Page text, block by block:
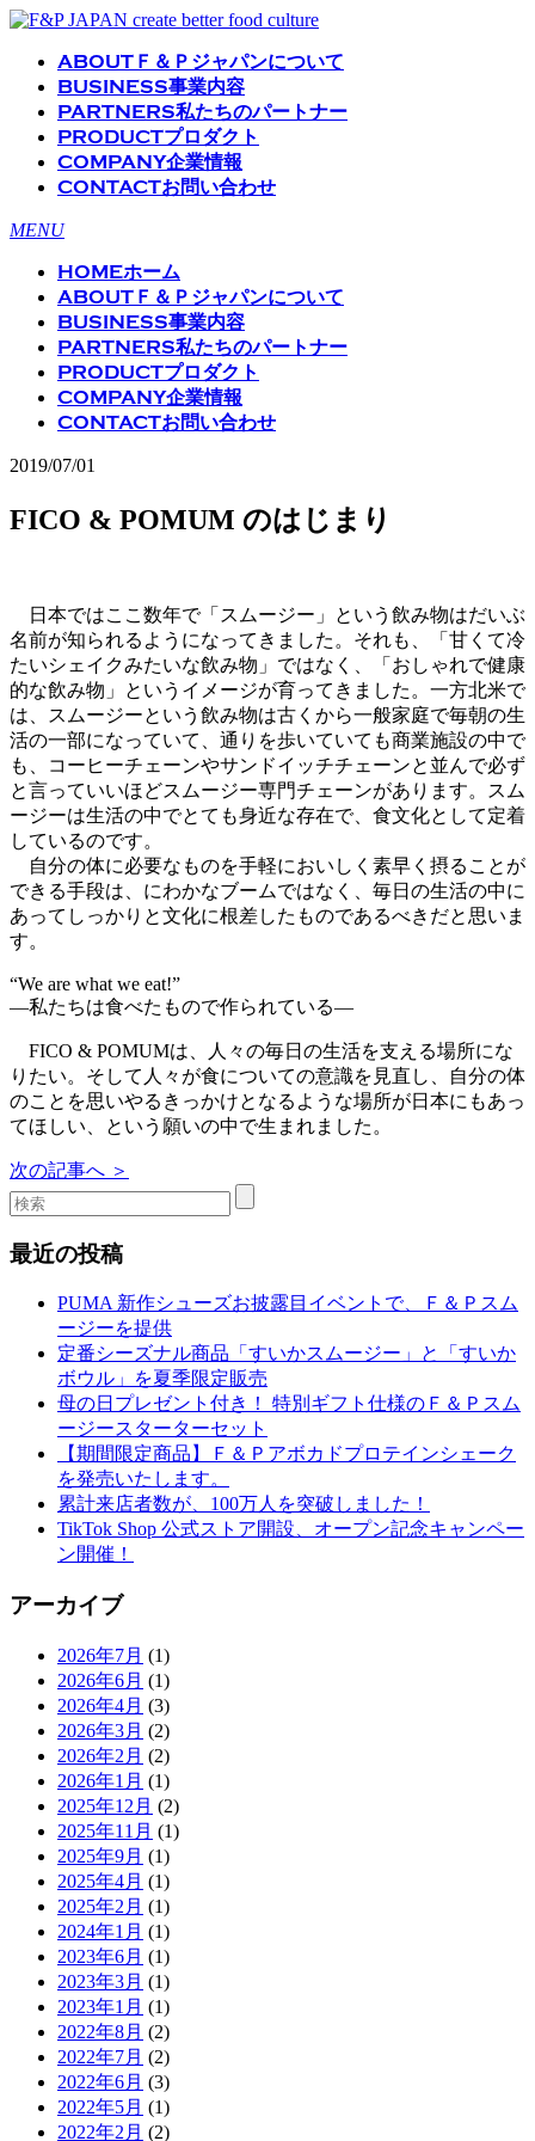
ABOUT Ｆ＆Ｐジャパンについて
BUSINESS事業内容
PARTNERS私たちのパートナー
PRODUCTプロダクト
COMPANY企業情報
CONTACTお問い合わせ
MENU
HOMEホーム
ABOUT Ｆ＆Ｐジャパンについて
BUSINESS事業内容
PARTNERS私たちのパートナー
PRODUCTプロダクト
COMPANY企業情報
CONTACTお問い合わせ
2019/07/01
FICO & POMUM のはじまり
日本ではここ数年で「スムージー」という飲み物はだいぶ
名前が知られるようになってきました。それも、「甘くて冷
たいシェイクみたいな飲み物」ではなく、「おしゃれで健康
的な飲み物」というイメージが育ってきました。一方北米で
は、スムージーという飲み物は古くから一般家庭で毎朝の生
活の一部になっていて、通りを歩いていても商業施設の中で
も、コーヒーチェーンやサンドイッチチェーンと並んで必ず
と言っていいほどスムージー専門チェーンがあります。スム
ージーは生活の中でとても身近な存在で、食文化として定着
しているのです。
自分の体に必要なものを手軽においしく素早く摂ることが
できる手段は、にわかなブームではなく、毎日の生活の中に
あってしっかりと文化に根差したものであるべきだと思いま
す。
“We are what we eat!”
―私たちは食べたもので作られている―
FICO & POMUMは、人々の毎日の生活を支える場所にな
りたい。そして人々が食についての意識を見直し、自分の体
のことを思いやるきっかけとなるような場所が日本にもあっ
てほしい、という願いの中で生まれました。
次の記事へ ＞
最近の投稿
PUMA 新作シューズお披露目イベントで、Ｆ＆Ｐスム
ージーを提供
定番シーズナル商品「すいかスムージー」と「すいか
ボウル」を夏季限定販売
母の日プレゼント付き！ 特別ギフト仕様のＦ＆Ｐスム
ージースターターセット
【期間限定商品】Ｆ＆Ｐアボカドプロテインシェーク
を発売いたします。
累計来店者数が、100万人を突破しました！
TikTok Shop 公式ストア開設、オープン記念キャンペー
ン開催！
アーカイブ
2026年7月 (1)
2026年6月 (1)
2026年4月 (3)
2026年3月 (2)
2026年2月 (2)
2026年1月 (1)
2025年12月 (2)
2025年11月 (1)
2025年9月 (1)
2025年4月 (1)
2025年2月 (1)
2024年1月 (1)
2023年6月 (1)
2023年3月 (1)
2023年1月 (1)
2022年8月 (2)
2022年7月 (2)
2022年6月 (3)
2022年5月 (1)
2022年2月 (2)